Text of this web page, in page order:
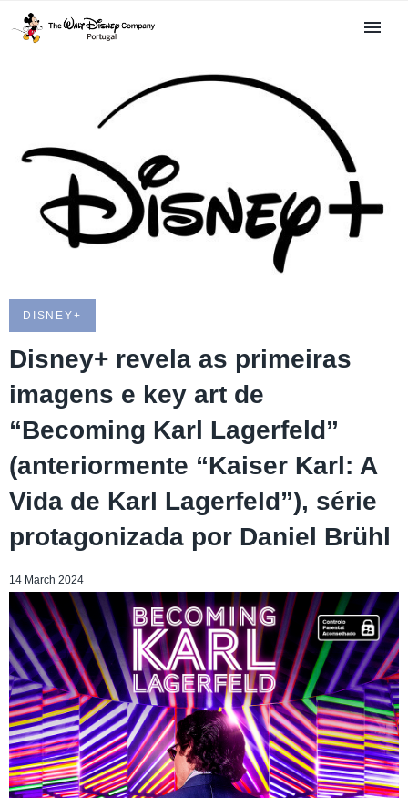
DISNEY+
Disney+ revela as primeiras
imagens e key art de
“Becoming Karl Lagerfeld”
(anteriormente “Kaiser Karl: A
Vida de Karl Lagerfeld”), série
protagonizada por Daniel Brühl
14 March 2024